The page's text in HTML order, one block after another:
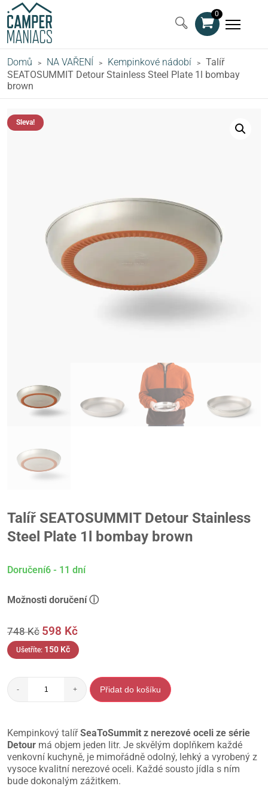
0
Domů > NA VAŘENÍ > Kempinkové nádobí >
Talíř
SEATOSUMMIT Detour Stainless Steel Plate 1l bombay
brown
Sleva!
Talíř SEATOSUMMIT Detour Stainless
Steel Plate 1l bombay brown
Doručení6 - 11 dní
Možnosti doručení ⓘ
748Kč 598 Kč
Ušetříte: 150 Kč
- + Přidat do košíku
Kempinkový talířSeaToSummit z nerezové oceli ze série
Detour má objem jeden litr. Je skvělým doplňkem každé
venkovní kuchyně, je mimořádně odolný, lehký a vyrobený z
vysoce kvalitní nerezové oceli. Každé sousto jídla s ním
bude dokonalým zážitkem.